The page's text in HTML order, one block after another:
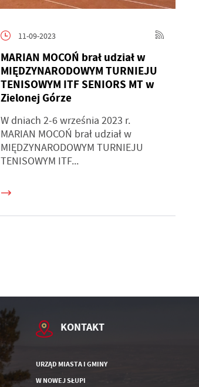
11-09-2023
MARIAN MOCOŃ brał udział w
MIĘDZYNARODOWYM TURNIEJU
TENISOWYM ITF SENIORS MT w
Zielonej Górze
W dniach 2-6 września 2023 r.
MARIAN MOCOŃ brał udział w
MIĘDZYNARODOWYM TURNIEJU
TENISOWYM ITF...
KONTAKT
URZĄD MIASTA I GMINY
W NOWEJ SŁUPI